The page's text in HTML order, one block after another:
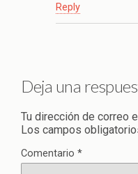
Reply
Deja una
Tu dirección de correo
Los campos
Comentario *